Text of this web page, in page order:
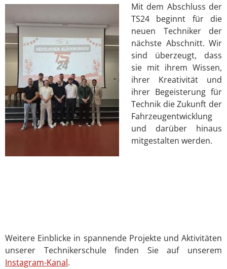
Mit dem Abschluss der
TS24 beginnt für die
neuen Techniker der
nächste Abschnitt. Wir
sind überzeugt, dass
sie mit ihrem Wissen,
ihrer Kreativität und
ihrer Begeisterung für
Technik die Zukunft der
Fahrzeugentwicklung
und darüber hinaus
mitgestalten werden.
Weitere Einblicke in spannende Projekte und Aktivitäten
unserer Technikerschule finden Sie auf unserem
Instagram-Kanal.